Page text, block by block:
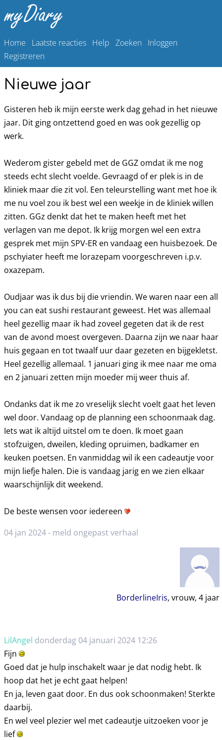
Home Laatste reacties Help Zoeken Inloggen
Registreren
Nieuwe jaar
Gisteren heb ik mijn eerste werk dag gehad in het nieuwe
jaar. Dit ging ontzettend goed en was ook gezellig op
werk.
Wederom gister gebeld met de GGZ omdat ik me nog
steeds echt slecht voelde. Gevraagd of er plek is in de
kliniek maar die zit vol. Een teleurstelling want met hoe ik
me nu voel zou ik best wel een weekje in de kliniek willen
zitten. GGz denkt dat het te maken heeft met het
verlagen van me depot. Ik krijg morgen wel een extra
gesprek met mijn SPV-ER en vandaag een huisbezoek. De
pschyiater heeft me lorazepam voorgeschreven i.p.v.
oxazepam.
Oudjaar was ik dus bij die vriendin. We waren naar een all
you can eat sushi restaurant geweest. Het was allemaal
heel gezellig maar ik had zoveel gegeten dat ik de rest
van de avond moest overgeven. Daarna zijn we naar haar
huis gegaan en tot twaalf uur daar gezeten en bijgekletst.
Heel gezellig allemaal. 1 januari ging ik mee naar me oma
en 2 januari zetten mijn moeder mij weer thuis af.
Ondanks dat ik me zo vreselijk slecht voelt gaat het leven
wel door. Vandaag op de planning een schoonmaak dag.
Iets wat ik altijd uitstel om te doen. Ik moet gaan
stofzuigen, dweilen, kleding opruimen, badkamer en
keuken poetsen. En vanmiddag wil ik een cadeautje voor
mijn liefje halen. Die is vandaag jarig en we zien elkaar
waarschijnlijk dit weekend.
De beste wensen voor iedereen
04 jan 2024 - meld ongepast verhaal
BorderlineIris, vrouw, 4jaar
LilAngel donderdag 04 januari 2024 12:26
Fijn
Goed dat je hulp inschakelt waar je dat nodig hebt. Ik
hoop dat het je echt gaat helpen!
En ja, leven gaat door. En dus ook schoonmaken! Sterkte
daarbij.
En wel veel plezier wel met cadeautje uitzoeken voor je
lief